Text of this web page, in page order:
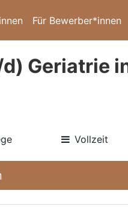
Für Bewerber*innen
Geriatrie
Vollzeit